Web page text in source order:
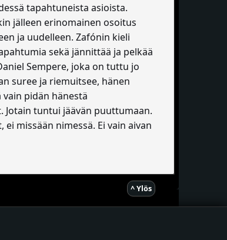
tapahtuneista asioista.
jälleen erinomainen osoitus
ja uudelleen. Zafónin kieli
sekä jännittää ja pelkää
Sempere, joka on tuttu jo
suree ja riemuitsee, hänen
pidän hänestä
Jotain tuntui jäävän puuttumaan.
missään nimessä. Ei vain aivan
^ Ylös